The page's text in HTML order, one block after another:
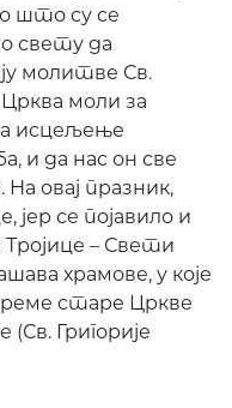
што су се
свету да
молитве Св.
Црква моли за
исцељење
и да нас он све
овај празник,
јер се појавило и
– Свети
храмове, у које
старе Цркве
(Св. Григорије